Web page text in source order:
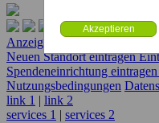
Anzeige erstellen
Neuen Standort eintragen
Spendeneinrichtung eintragen
Nutzungsbedingungen
link 1 | link 2
services 1 | services 2